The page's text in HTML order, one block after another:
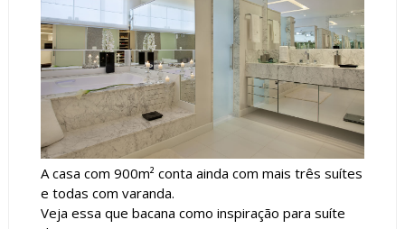
A casa com 900m² conta ainda com mais três suítes
e todas com varanda.
Veja essa que bacana como inspiração para suíte